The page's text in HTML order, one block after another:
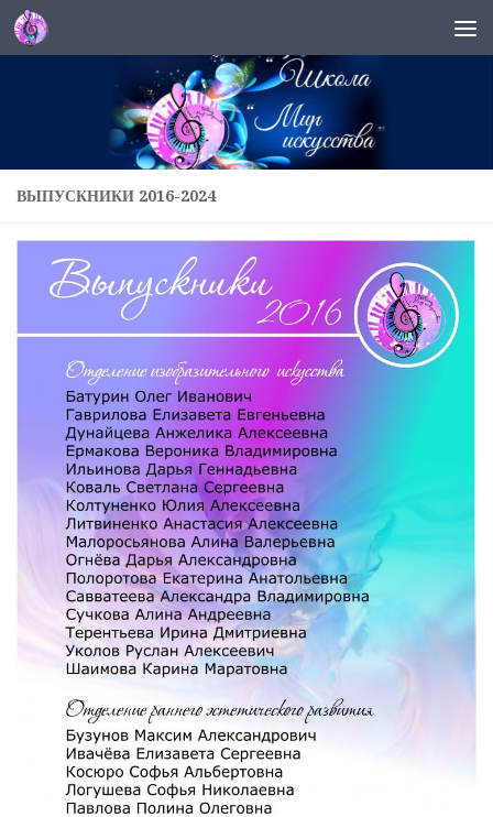
Перейти к содержимому
ВЫПУСКНИКИ 2016-2024